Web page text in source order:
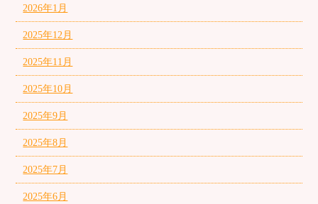
2026年1月
2025年12月
2025年11月
2025年10月
2025年9月
2025年8月
2025年7月
2025年6月